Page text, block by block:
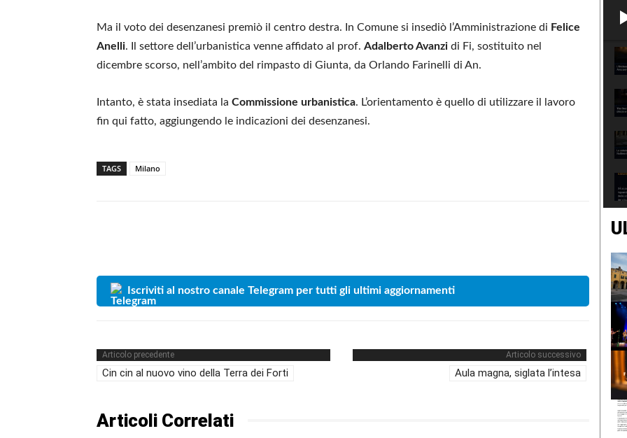
Ma il voto dei desenzanesi premiò il centro destra. In Comune si insediò l’Amministrazione di Felice
Anelli. Il settore dell’urbanistica venne affidato al prof. Adalberto Avanzi di Fi, sostituito nel
dicembre scorso, nell’ambito del rimpasto di Giunta, da Orlando Farinelli di An.
Intanto, è stata insediata la Commissione urbanistica. L’orientamento è quello di utilizzare il lavoro
fin qui fatto, aggiungendo le indicazioni dei desenzanesi.
TAGS Milano
Iscriviti al nostro canale Telegram per tutti gli ultimi aggiornamenti
Articolo precedente
Cin cin al nuovo vino della Terra dei Forti
Articolo successivo
Aula magna, siglata l’intesa
Articoli Correlati